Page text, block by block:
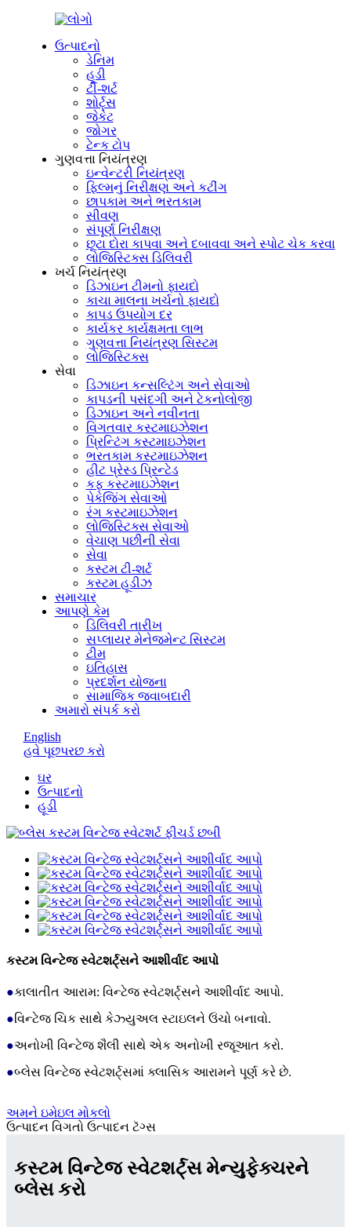
ઉત્પાદનો
ડેનિમ
હૂડી
ટી-શર્ટ
શોર્ટ્સ
જેકેટ
જોગર
ટેન્ક ટોપ
ગુણવત્તા નિયંત્રણ
ઇન્વેન્ટરી નિયંત્રણ
ફિલ્મનું નિરીક્ષણ અને કટીંગ
છાપકામ અને ભરતકામ
સીવણ
સંપૂર્ણ નિરીક્ષણ
છૂટા દોરા કાપવા અને દબાવવા અને સ્પોટ ચેક કરવા
લોજિસ્ટિક્સ ડિલિવરી
ખર્ચ નિયંત્રણ
ડિઝાઇન ટીમનો ફાયદો
કાચા માલના ખર્ચનો ફાયદો
કાપડ ઉપયોગ દર
કાર્યકર કાર્યક્ષમતા લાભ
ગુણવત્તા નિયંત્રણ સિસ્ટમ
લોજિસ્ટિક્સ
સેવા
ડિઝાઇન કન્સલ્ટિંગ અને સેવાઓ
કાપડની પસંદગી અને ટેકનોલોજી
ડિઝાઇન અને નવીનતા
વિગતવાર કસ્ટમાઇઝેશન
પ્રિન્ટિંગ કસ્ટમાઇઝેશન
ભરતકામ કસ્ટમાઇઝેશન
હીટ પ્રેસ્ડ પ્રિન્ટેડ
કફ કસ્ટમાઇઝેશન
પેકેજિંગ સેવાઓ
રંગ કસ્ટમાઇઝેશન
લોજિસ્ટિક્સ સેવાઓ
વેચાણ પછીની સેવા
સેવા
કસ્ટમ ટી-શર્ટ
કસ્ટમ હૂડીઝ
સમાચાર
આપણે કેમ
ડિલિવરી તારીખ
સપ્લાયર મેનેજમેન્ટ સિસ્ટમ
ટીમ
ઇતિહાસ
પ્રદર્શન યોજના
સામાજિક જવાબદારી
અમારો સંપર્ક કરો
English
હવે પૂછપરછ કરો
ઘર
ઉત્પાદનો
હૂડી
કસ્ટમ વિન્ટેજ સ્વેટશર્ટ્સને આશીર્વાદ આપો
●કાલાતીત આરામ: વિન્ટેજ સ્વેટશર્ટ્સને આશીર્વાદ આપો.
●વિન્ટેજ ચિક સાથે કેઝ્યુઅલ સ્ટાઇલને ઉંચો બનાવો.
●અનોખી વિન્ટેજ શૈલી સાથે એક અનોખી રજૂઆત કરો.
●બ્લેસ વિન્ટેજ સ્વેટશર્ટ્સમાં ક્લાસિક આરામને પૂર્ણ કરે છે.
અમને ઇમેઇલ મોકલો
ઉત્પાદન વિગતો ઉત્પાદન ટૅગ્સ
કસ્ટમ વિન્ટેજ સ્વેટશર્ટ્સ મેન્યુફેક્ચરને
બ્લેસ કરો